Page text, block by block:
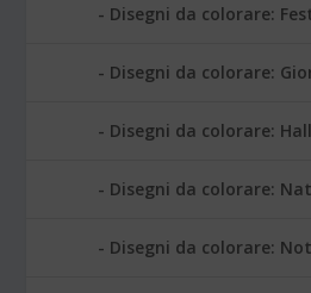
Disegni da colorare:
Disegni da colorare:
Disegni da colorare:
Disegni da colorare:
Disegni da colorare: